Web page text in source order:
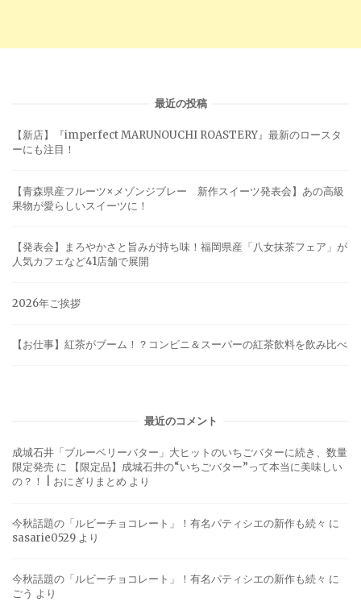
最近の投稿
【新店】『imperfect MARUNOUCHI ROASTERY』最新のロースタ
ーにも注目！
【青森県産フルーツ×メゾンジブレー 新作スイーツ発表会】あの高級
果物が愛らしいスイーツに！
【発表会】まろやかさと旨みが持ち味！福岡県産「八女抹茶フェア」が
人気カフェなど41店舗で展開
2026年ご挨拶
【お仕事】紅茶がブーム！？コンビニ＆スーパーの紅茶飲料を飲み比べ
最近のコメント
成城石井「ブルーベリーバター」大ヒットのいちごバターに続き、数量
限定発売 に
【限定品】成城石井の“いちごバター”って本当に美味しい
の？！ | おにぎりまとめ より
今秋話題の「ルビーチョコレート」！有名パティシエの新作も続々 に
sasarie0529 より
今秋話題の「ルビーチョコレート」！有名パティシエの新作も続々 に
ごう より